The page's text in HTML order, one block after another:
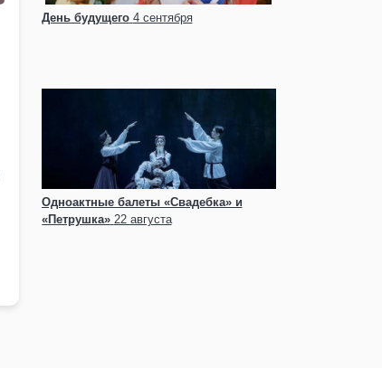
День будущего 4 сентября
Одноактные балеты «Свадебка» и
«Петрушка» 22 августа